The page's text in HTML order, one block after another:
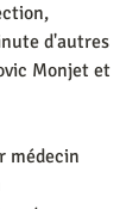
d'autres
Monjet et
médecin